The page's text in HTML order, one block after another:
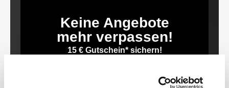
Keine Angebote
mehr verpassen!
15 € Gutschein* sichern!
Newsletter und erhalte Informationen zu